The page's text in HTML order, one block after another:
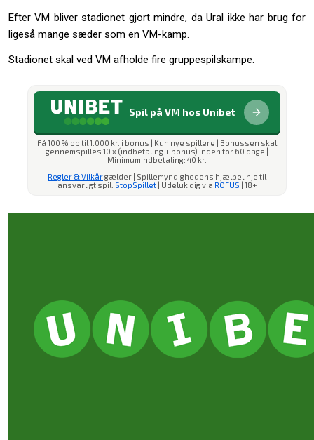
Efter VM bliver stadionet gjort mindre, da Ural ikke har brug for
ligeså mange sæder som en VM-kamp.
Stadionet skal ved VM afholde fire gruppespilskampe.
Spil på VM hos Unibet
Få 100 % op til 1.000 kr. i bonus | Kun nye spillere | Bonussen skal
gennemspilles 10 x (indbetaling + bonus) inden for 60 dage |
Minimumindbetaling: 40 kr.
Regler & Vilkårgælder | Spillemyndighedens hjælpelinje til
ansvarligt spil: StopSpillet| Udeluk dig via ROFUS | 18+